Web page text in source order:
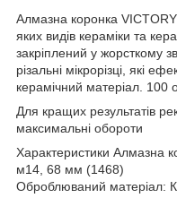
Алмазна коронка
яких видів кераміки та
закріплений у жорсткому
різальні мікрорізці, які
керамічний матеріал. 100
Для кращих результатів
максимальні обороти
Характеристики Алмазна
м14, 68 мм (1468)
Оброблюваний матеріал: